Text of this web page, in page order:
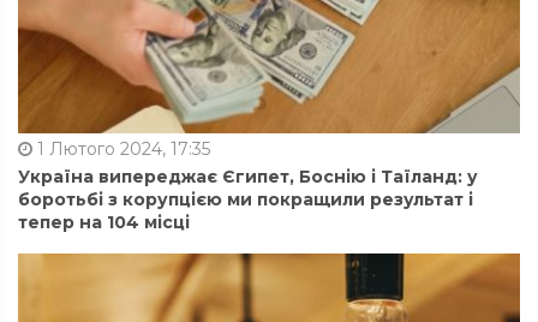
1 Лютого 2024, 17:35
Україна випереджає Єгипет, Боснію і Таїланд: у
боротьбі з корупцією ми покращили результат і
тепер на 104 місці